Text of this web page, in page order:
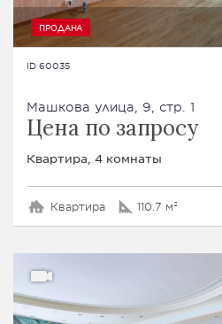
ПРОДАНА
ID 60035
Машкова улица, 9, стр. 1
Цена по запросу
Квартира, 4 комнаты
Квартира 110.7 м²